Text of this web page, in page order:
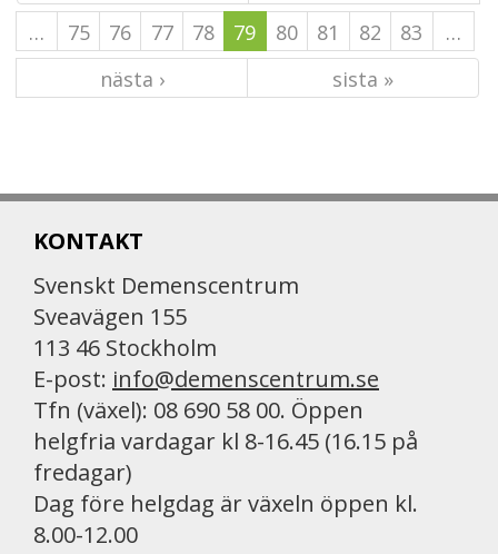
…
75 76 77 78 79 80 81 82 83
…
nästa ›
sista »
KONTAKT
Svenskt Demenscentrum
Sveavägen 155
113 46 Stockholm
E-post: info@demenscentrum.se
Tfn (växel): 08 690 58 00. Öppen
helgfria vardagar kl 8-16.45 (16.15 på
fredagar)
Dag före helgdag är växeln öppen kl.
8.00-12.00